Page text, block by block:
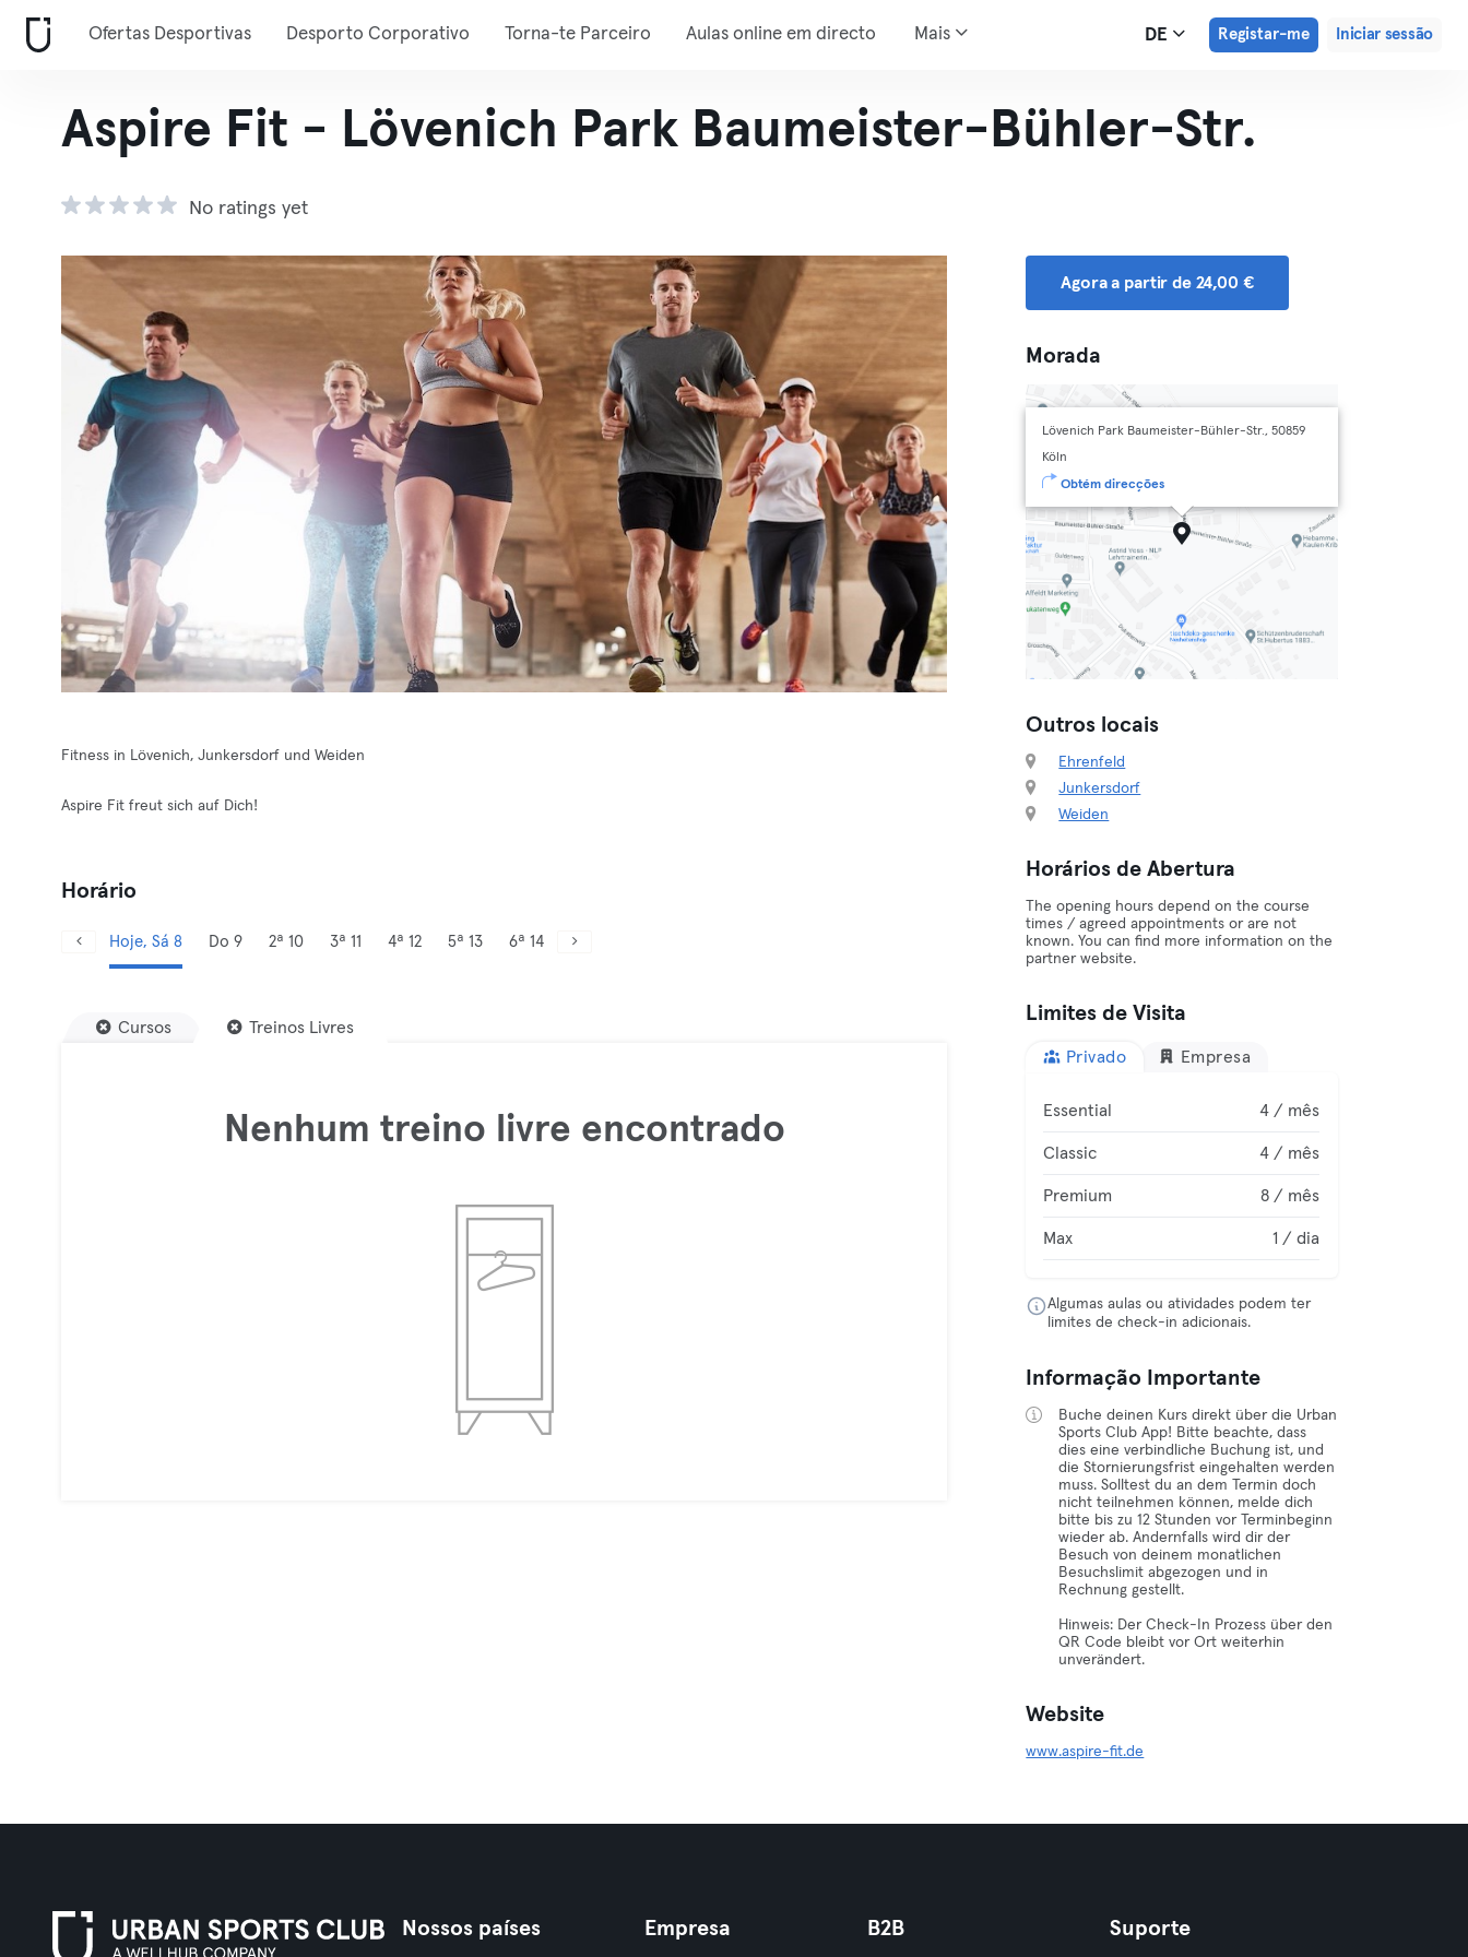
Ofertas Desportivas Desporto Corporativo Torna-te Parceiro Aulas online em directo Mais DE Registar-me Iniciar sessão
Aspire Fit - Lövenich Park Baumeister-Bühler-Str.
No ratings yet
Fitness in Lövenich, Junkersdorf und Weiden
Aspire Fit freut sich auf Dich!
Horário
Hoje, Sá 8 Do 9 2ª 10 3ª 11 4ª 12 5ª 13 6ª 14
Cursos Treinos Livres
Nenhum treino livre encontrado
Agora a partir de 24,00 €
Morada
Lövenich Park Baumeister-Bühler-Str., 50859
Köln
Obtém direcções
Outros locais
Ehrenfeld
Junkersdorf
Weiden
Horários de Abertura
The opening hours depend on the course
times / agreed appointments or are not
known. You can find more information on the
partner website.
Limites de Visita
Privado Empresa
Essential 4 / mês
Classic 4 / mês
Premium 8 / mês
Max 1 / dia
Algumas aulas ou atividades podem ter
limites de check-in adicionais.
Informação Importante
Buche deinen Kurs direkt über die Urban
Sports Club App! Bitte beachte, dass
dies eine verbindliche Buchung ist, und
die Stornierungsfrist eingehalten werden
muss. Solltest du an dem Termin doch
nicht teilnehmen können, melde dich
bitte bis zu 12 Stunden vor Terminbeginn
wieder ab. Andernfalls wird dir der
Besuch von deinem monatlichen
Besuchslimit abgezogen und in
Rechnung gestellt.
Hinweis: Der Check-In Prozess über den
QR Code bleibt vor Ort weiterhin
unverändert.
Website
www.aspire-fit.de
Nossos países Empresa B2B Suporte